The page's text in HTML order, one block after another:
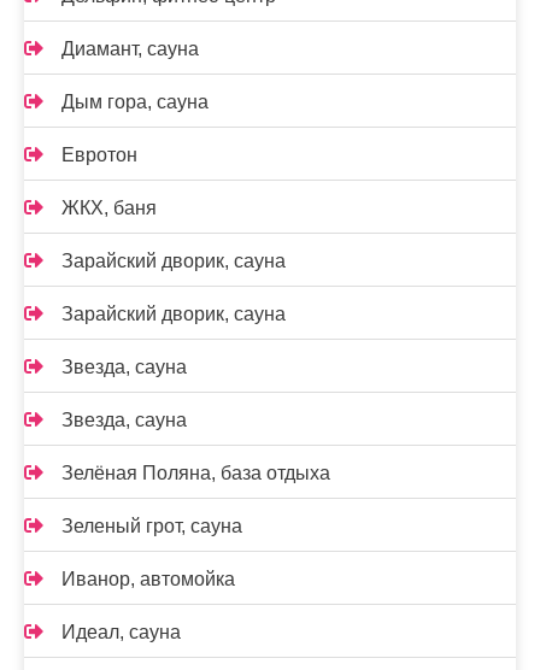
Диамант, сауна
Дым гора, сауна
Евротон
ЖКХ, баня
Зарайский дворик, сауна
Зарайский дворик, сауна
Звезда, сауна
Звезда, сауна
Зелёная Поляна, база отдыха
Зеленый грот, сауна
Иванор, автомойка
Идеал, сауна